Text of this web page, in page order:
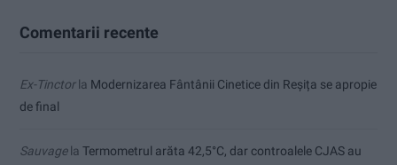
Comentarii recente
Ex-Tinctorla Modernizarea Fântânii Cinetice din Reșița se apropie
de final
Sauvagela Termometrul arăta 42,5°C, dar controalele CJAS au